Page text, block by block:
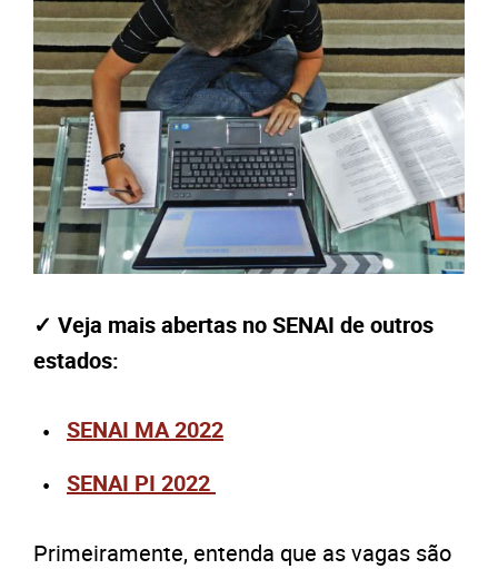
✓ Veja mais abertas no SENAI de outros
estados:
SENAI MA 2022
SENAI PI 2022
Primeiramente, entenda que as vagas são